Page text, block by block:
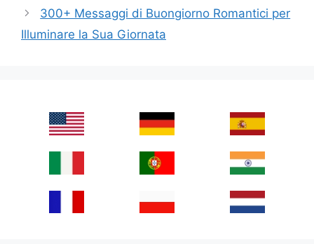
300+ Messaggi di Buongiorno Romantici per
Illuminare la Sua Giornata